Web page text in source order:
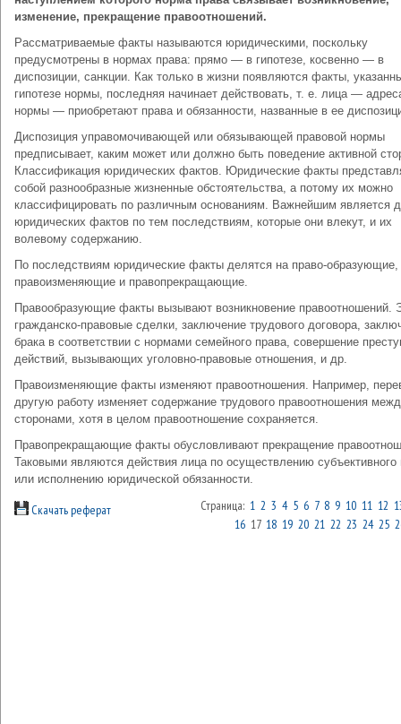
изменение, прекращение правоотношений.
Рассматриваемые факты называются юридическими, поскольку
предусмотрены в нормах права: прямо — в гипотезе, косвенно — в
диспозиции, санкции. Как только в жизни появляются факты,
гипотезе нормы, последняя начинает действовать, т. е. лица —
нормы — приобретают права и обязанности, названные в ее
Диспозиция управомочивающей или обязывающей правовой нормы
предписывает, каким может или должно быть поведение активной
Классификация юридических фактов. Юридические факты
собой разнообразные жизненные обстоятельства, а потому их можно
классифицировать по различным основаниям. Важнейшим является
юридических фактов по тем последствиям, которые они влекут, и их
волевому содержанию.
По последствиям юридические факты делятся на право-образующие,
правоизменяющие и правопрекращающие.
Правообразующие факты вызывают возникновение правоотношений.
гражданско-правовые сделки, заключение трудового договора,
брака в соответствии с нормами семейного права, совершение
действий, вызывающих уголовно-правовые отношения, и др.
Правоизменяющие факты изменяют правоотношения. Например,
другую работу изменяет содержание трудового правоотношения
сторонами, хотя в целом правоотношение сохраняется.
Правопрекращающие факты обусловливают прекращение
Таковыми являются действия лица по осуществлению субъективного
или исполнению юридической обязанности.
Скачать реферат Страница: 1 2 3 4 5 6 7 8 9 10 11 12
16 17 18 19 20 21 22 23 24 25